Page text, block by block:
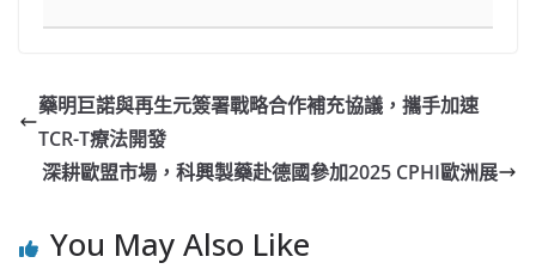
藥明巨諾與再生元簽署戰略合作補充協議，攜手加速
TCR-T療法開發
深耕歐盟市場，科興製藥赴德國參加2025 CPHI歐洲展
You May Also Like